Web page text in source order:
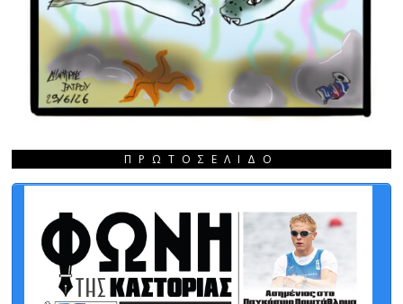
ΠΡΩΤΟΣΈΛΙΔΟ